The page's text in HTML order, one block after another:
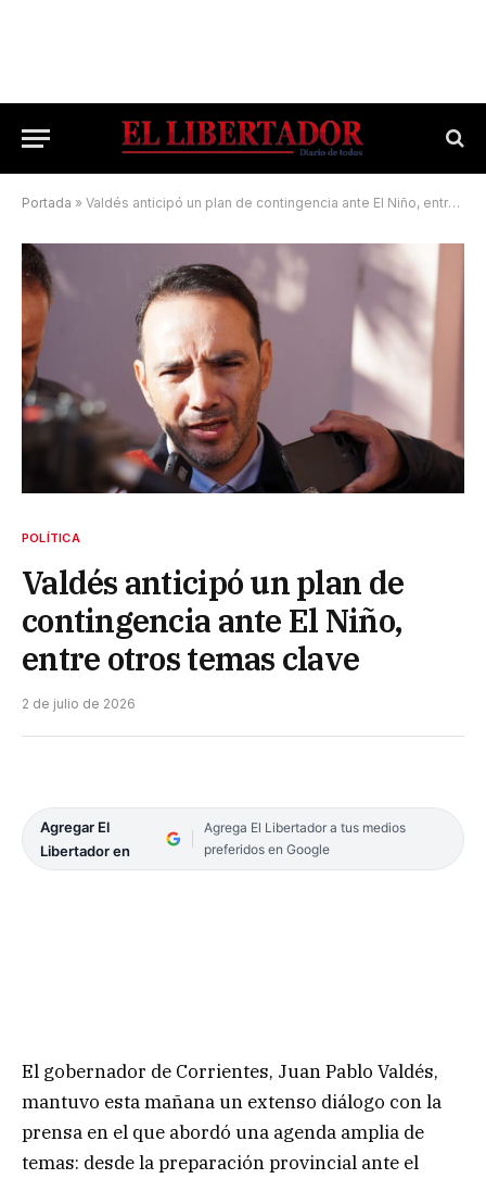
Portada » Valdés anticipó un plan de contingencia ante El Niño, entre otros temas clave
POLÍTICA
Valdés anticipó un plan de
contingencia ante El Niño,
entre otros temas clave
2 de julio de 2026
Agregar El
Libertador en
Agrega El Libertador a tus medios
preferidos en Google
El gobernador de Corrientes, Juan Pablo Valdés,
mantuvo esta mañana un extenso diálogo con la
prensa en el que abordó una agenda amplia de
temas: desde la preparación provincial ante el